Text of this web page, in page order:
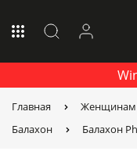
Главная Женщинам
Балахон
Балахон